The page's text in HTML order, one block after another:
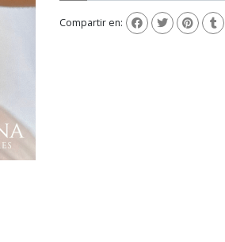
Compartir en: